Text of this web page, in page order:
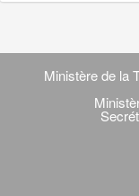
Navigation
transverse
Ministère de la